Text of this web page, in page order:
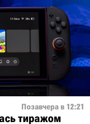
Позавчера в 12:21
тиражом